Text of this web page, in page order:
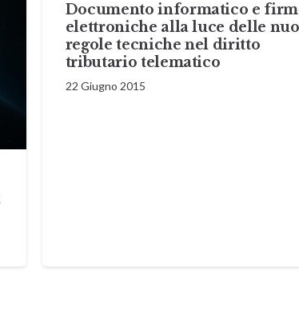
Documento informatico e
elettroniche alla luce delle
regole tecniche nel diritto
tributario telematico
22 Giugno 2015